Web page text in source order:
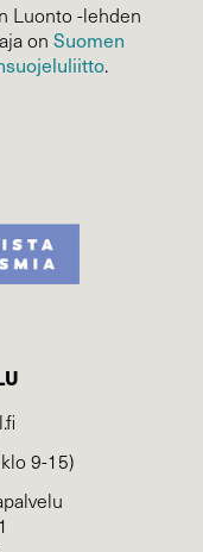
Luonto -lehden
on Suomen
.
9-15)